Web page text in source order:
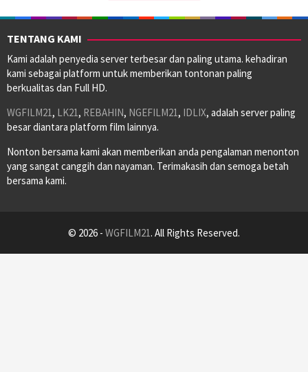
TENTANG KAMI
Kami adalah penyedia server terbesar dan paling utama. kehadiran
kami sebagai platform untuk memberikan tontonan paling
berkualitas dan Full HD.
WGFILM21, LK21, REBAHIN, NGEFILM21, IDLIX, adalah server paling
besar diantara platform film lainnya.
Nonton bersama kami akan memberikan anda pengalaman menonton
yang sangat canggih dan nayaman. Terimakasih dan semoga betah
bersama kami.
© 2026 - WGFILM21. All Rights Reserved.